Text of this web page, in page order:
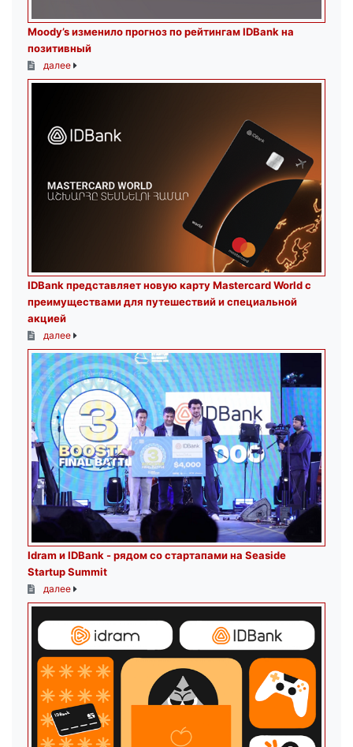
Moody’s изменило прогноз по рейтингам IDBank на
позитивный
далее
IDBank представляет новую карту Mastercard World с
преимуществами для путешествий и специальной
акцией
далее
Idram и IDBank - рядом со стартапами на Seaside
Startup Summit
далее